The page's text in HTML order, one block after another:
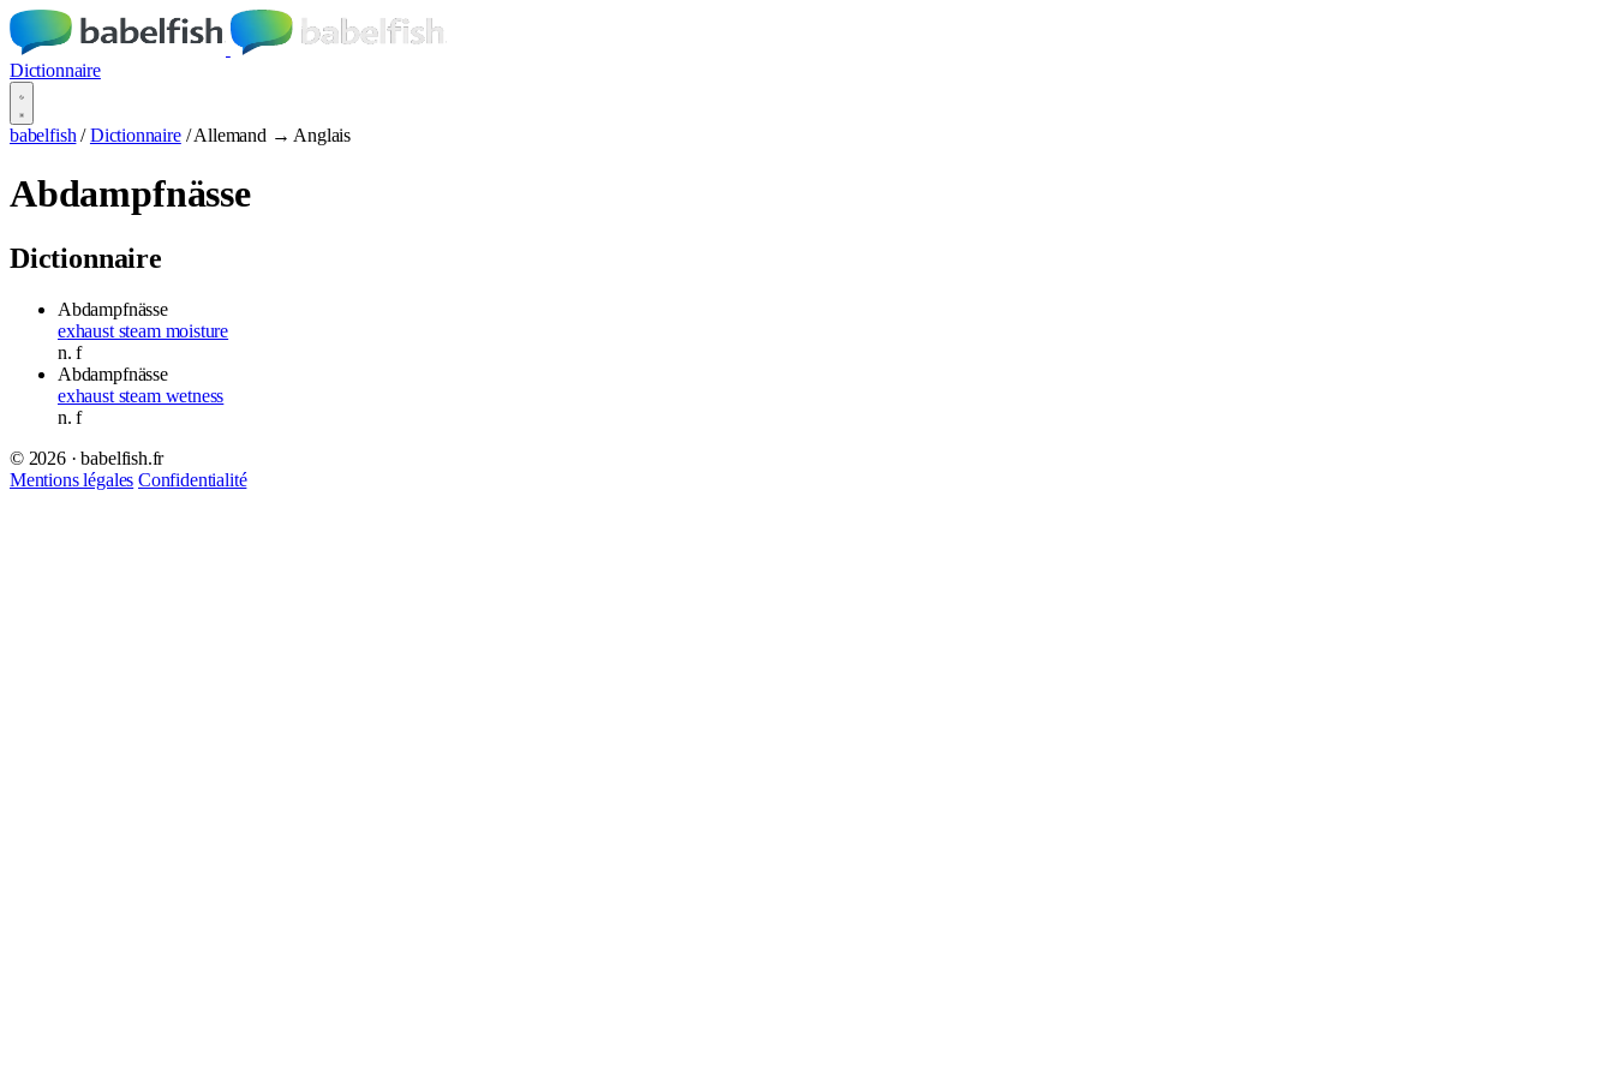
Dictionnaire
babelfish / Dictionnaire / Allemand → Anglais
Abdampfnässe
Dictionnaire
Abdampfnässe
exhaust steam moisture
n.f
Abdampfnässe
exhaust steam wetness
n.f
© 2026 · babelfish.fr
Mentions légales Confidentialité